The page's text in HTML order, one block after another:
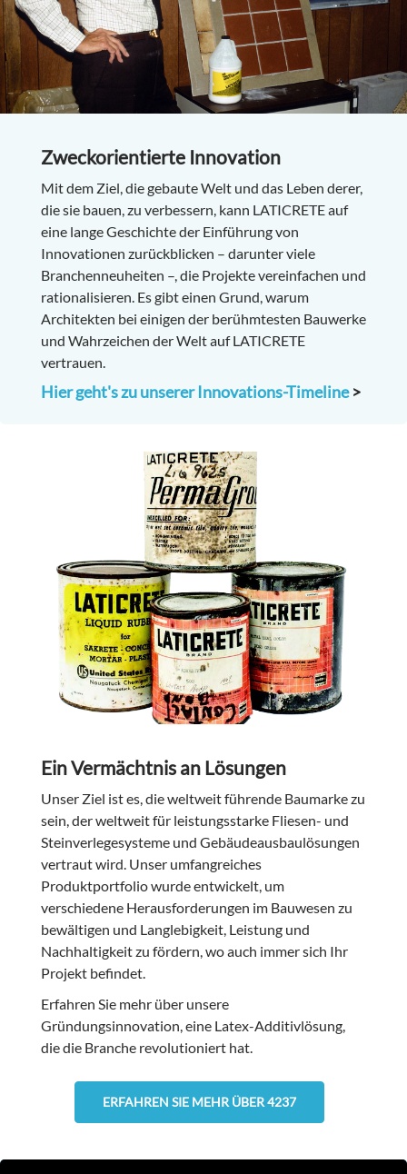
Zweckorientierte Innovation
Mit dem Ziel, die gebaute Welt und das Leben derer,
die sie bauen, zu verbessern, kann LATICRETE auf
eine lange Geschichte der Einführung von
Innovationen zurückblicken – darunter viele
Branchenneuheiten –, die Projekte vereinfachen und
rationalisieren. Es gibt einen Grund, warum
Architekten bei einigen der berühmtesten Bauwerke
und Wahrzeichen der Welt auf LATICRETE
vertrauen.
Hier geht's zu unserer Innovations-Timeline>
Ein Vermächtnis an Lösungen
Unser Ziel ist es, die weltweit führende Baumarke zu
sein, der weltweit für leistungsstarke Fliesen- und
Steinverlegesysteme und Gebäudeausbaulösungen
vertraut wird. Unser umfangreiches
Produktportfolio wurde entwickelt, um
verschiedene Herausforderungen im Bauwesen zu
bewältigen und Langlebigkeit, Leistung und
Nachhaltigkeit zu fördern, wo auch immer sich Ihr
Projekt befindet.
Erfahren Sie mehr über unsere
Gründungsinnovation, eine Latex-Additivlösung,
die die Branche revolutioniert hat.
ERFAHREN SIE MEHR ÜBER 4237